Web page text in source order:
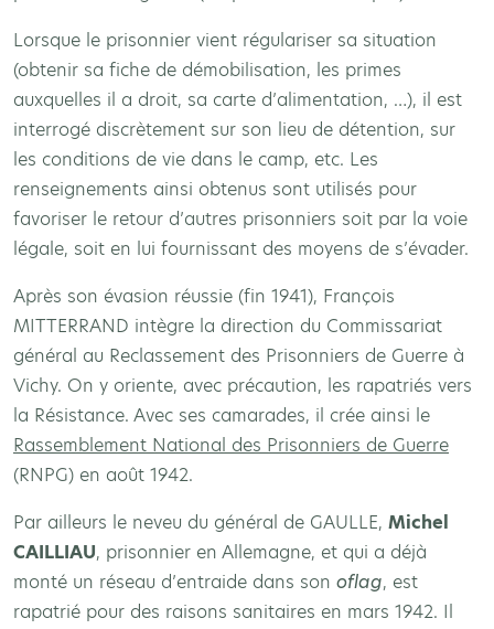
Lorsque le prisonnier vient régulariser sa situation
(obtenir sa fiche de démobilisation, les primes
auxquelles il a droit, sa carte d’alimentation, …), il est
interrogé discrètement sur son lieu de détention, sur
les conditions de vie dans le camp, etc. Les
renseignements ainsi obtenus sont utilisés pour
favoriser le retour d’autres prisonniers soit par la voie
légale, soit en lui fournissant des moyens de s’évader.
Après son évasion réussie (fin 1941), François
MITTERRAND intègre la direction du Commissariat
général au Reclassement des Prisonniers de Guerre à
Vichy. On y oriente, avec précaution, les rapatriés vers
la Résistance. Avec ses camarades, il crée ainsi le
Rassemblement National des Prisonniers de Guerre
(RNPG) en août 1942.
Par ailleurs le neveu du général de GAULLE, Michel
CAILLIAU, prisonnier en Allemagne, et qui a déjà
monté un réseau d’entraide dans son oflag, est
rapatrié pour des raisons sanitaires en mars 1942. Il